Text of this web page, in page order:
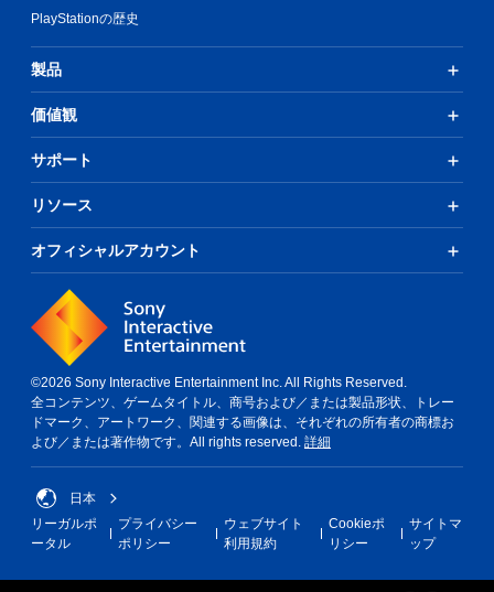
PlayStationの歴史
製品
価値観
サポート
リソース
オフィシャルアカウント
©2026 Sony Interactive Entertainment Inc. All Rights Reserved.
全コンテンツ、ゲームタイトル、商号および／または製品形状、トレー
ドマーク、アートワーク、関連する画像は、それぞれの所有者の商標お
よび／または著作物です。All rights reserved. 詳細
日本
リーガルポ
ータル
プライバシー
ポリシー
ウェブサイト
利用規約
Cookieポ
リシー
サイトマ
ップ